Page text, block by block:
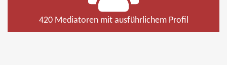
420 Mediatoren mit ausführlichem Profil